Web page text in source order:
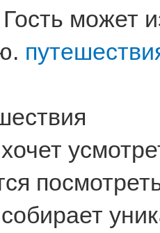
может
собирает